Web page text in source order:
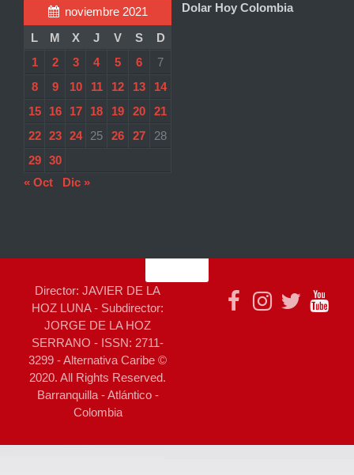
noviembre 2021
L
M X J V S
D
1
2 3 4 5 6
7
8
9 10 11 12 13
14
15
16 17 18 19 20
21
22
23 24 25 26 27
28
29
30
« Oct
Dic »
Dolar Hoy Colombia
Director: JAVIER DE LA
HOZ LUNA - Subdirector:
JORGE DE LA HOZ
SERRANO - ISSN: 2711-
3299 - Alternativa Caribe ©
2020. All Rights Reserved.
Barranquilla - Atlántico -
Colombia